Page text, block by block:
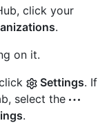
click your
.
on it.
Settings. If
select the
.